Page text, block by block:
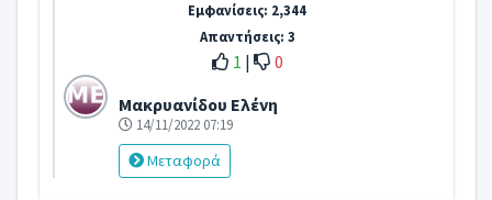
Εμφανίσεις: 2,344
Απαντήσεις: 3
1 |
0
Μακρυανίδου Ελένη
14/11/2022 07:19
Μεταφορά